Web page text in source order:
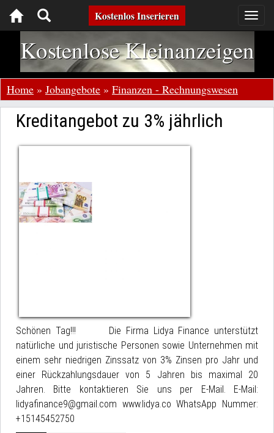
Toggle
navigation
Kostenlos Inserieren
Kostenlose Kleinanzeigen
Home » Jobangebote » Finanzen - Rechnungswesen
Kreditangebot zu 3% jährlich
Schönen Tag!!! Die Firma Lidya Finance unterstützt
natürliche und juristische Personen sowie Unternehmen mit
einem sehr niedrigen Zinssatz von 3% Zinsen pro Jahr und
einer Rückzahlungsdauer von 5 Jahren bis maximal 20
Jahren. Bitte kontaktieren Sie uns per E-Mail. E-Mail:
lidyafinance9@gmail.com www.lidya.co WhatsApp Nummer:
+15145452750